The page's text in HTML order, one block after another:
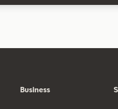
Business